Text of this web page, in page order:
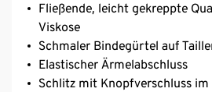
Fließende, leicht gekreppte
Viskose
Schmaler Bindegürtel auf
Elastischer Ärmelabschluss
Schlitz mit Knopfverschluss im